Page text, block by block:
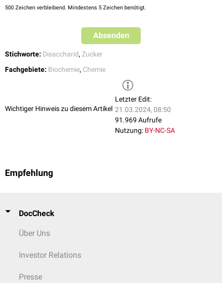
500 Zeichen verbleibend. Mindestens 5 Zeichen benötigt.
Absenden
Stichworte: Disaccharid, Zucker
Fachgebiete: Biochemie, Chemie
Wichtiger Hinweis zu diesem Artikel
Letzter Edit:
21.03.2024, 08:50
91.969 Aufrufe
Nutzung: BY-NC-SA
Empfehlung
DocCheck
Über Uns
Investor Relations
Presse